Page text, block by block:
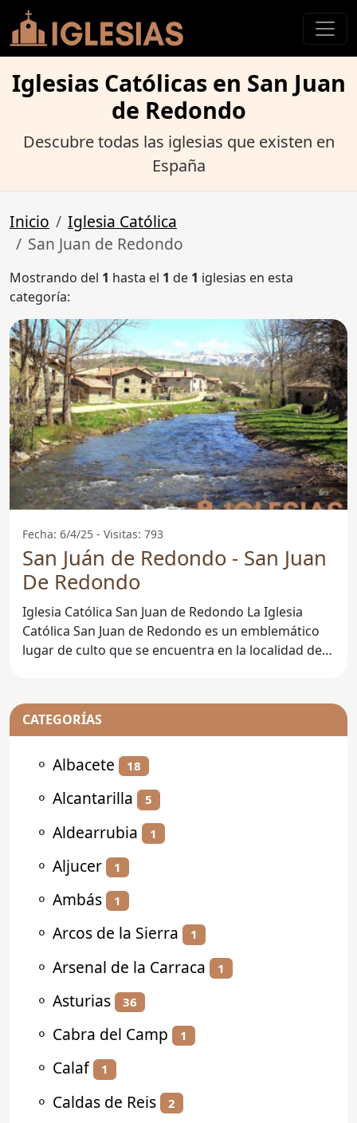
Iglesias Católicas en San Juan
de Redondo
Descubre todas las iglesias que existen en
España
Inicio
Iglesia Católica
San Juan de Redondo
Mostrando del 1 hasta el 1 de 1 iglesias en esta
categoría:
Fecha: 6/4/25 - Visitas: 793
San Juán de Redondo - San Juan
De Redondo
Iglesia Católica San Juan de Redondo La Iglesia
Católica San Juan de Redondo es un emblemático
lugar de culto que se encuentra en la localidad de
CATEGORÍAS
⚬ Albacete 18
⚬ Alcantarilla 5
⚬ Aldearrubia 1
⚬ Aljucer 1
⚬ Ambás 1
⚬ Arcos de la Sierra 1
⚬ Arsenal de la Carraca 1
⚬ Asturias 36
⚬ Cabra del Camp 1
⚬ Calaf 1
⚬ Caldas de Reis 2